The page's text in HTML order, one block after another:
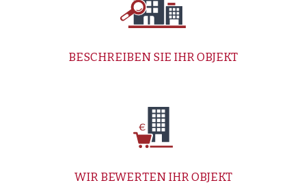
BESCHREIBEN SIE IHR OBJEKT
WIR BEWERTEN IHR OBJEKT